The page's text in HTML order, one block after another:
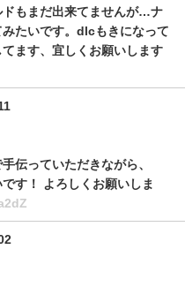
ドもまだ出来てませんが…ナ
たいです。dlcもきになって
ます、宜しくお願いします
伝っていただきながら、
す！ よろしくお願いしま